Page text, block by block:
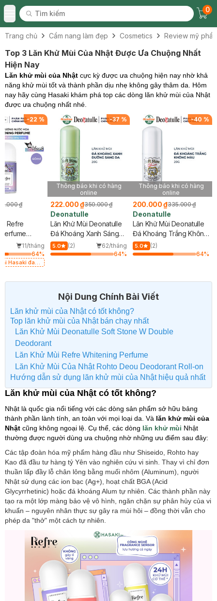
Toggle Menu
Tìm kiếm
Tìm kiếm
0
Trang chủ Cẩm nang làm đẹp Cosmetics Review mỹ
Top 3 Lăn Khử Mùi Của Nhật Được Ưa Chuộng Nhất
Hiện Nay
Lăn khử mùi của Nhật cực kỳ được ưa chuộng hiện nay nhờ khả
năng khử mùi tốt và thành phần dịu nhẹ không gây thâm da. Hôm
nay hãy cùng Hasaki khám phá top các dòng lăn khử mùi của Nhật
được ưa chuộng nhất nhé.
-22 %
₫
Refre
Trọng 40ml
11/tháng
64%
Hasaki đang
-37 %
Thông báo khi có hàng
online
222.000 ₫350.000 ₫
Deonatulle
Lăn Khử Mùi Deonatulle
Đá Khoáng Xanh Sáng
Da 20g
5.0 (2)
62/tháng
64%
-40 %
Thông báo khi có hàng
online
200.000 ₫335.000 ₫
Deonatulle
Lăn Khử Mùi Deonatulle
Đá Khoáng Trắng Không
Màu 20g
5.0
(2)
64%
Nội Dung Chính Bài Viết
Lăn khử mùi của Nhật có tốt không?
Top lăn khử mùi của Nhật bán chạy nhất
Lăn Khử Mùi Deonatulle Soft Stone W Double
Deodorant
Lăn Khử Mùi Refre Whitening Perfume
Lăn Khử Mùi Của Nhật Rohto Deou Deodorant Roll-on
Hướng dẫn sử dụng lăn khử mùi của Nhật hiệu quả nhất
Lăn khử mùi của Nhật có tốt không?
Nhật là quốc gia nổi tiếng với các dòng sản phẩm sở hữu bảng
thành phần lành tính, an toàn với mọi loại da. Và lăn khử mùi của
Nhật cũng không ngoại lệ. Cụ thể, các dòng lăn khử mùi Nhật
thường được người dùng ưa chuộng nhờ những ưu điểm sau đây:
Các tập đoàn hóa mỹ phẩm hàng đầu như Shiseido, Rohto hay
Kao đã đầu tư hàng tỷ Yên vào nghiên cứu vi sinh. Thay vì chỉ đơn
thuần lấp đầy lỗ chân lông bằng muối nhôm (Aluminum), người
Nhật sử dụng các ion bạc (Ag+), hoạt chất BGA (Acid
Glycyrrhetinic) hoặc đá khoáng Alum tự nhiên. Các thành phần này
tạo ra một lớp màng bảo vệ vô hình, ngăn chặn sự phân hủy của vi
khuẩn – nguyên nhân thực sự gây ra mùi hôi – đồng thời vẫn cho
phép da "thở" một cách tự nhiên.